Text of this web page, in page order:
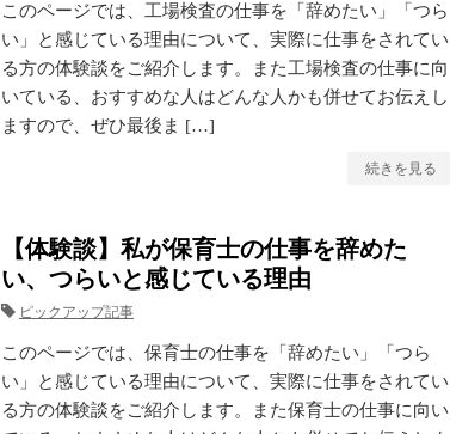
このページでは、工場検査の仕事を「辞めたい」「つら
い」と感じている理由について、実際に仕事をされてい
る方の体験談をご紹介します。また工場検査の仕事に向
いている、おすすめな人はどんな人かも併せてお伝えし
ますので、ぜひ最後ま […]
続きを見る
【体験談】私が保育士の仕事を辞めた
い、つらいと感じている理由
ピックアップ記事
このページでは、保育士の仕事を「辞めたい」「つら
い」と感じている理由について、実際に仕事をされてい
る方の体験談をご紹介します。また保育士の仕事に向い